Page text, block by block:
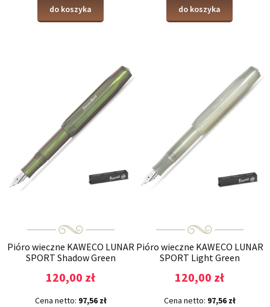
do koszyka do koszyka
Pióro wieczne KAWECO LUNAR
SPORT Shadow Green
120,00 zł
Cena netto: 97,56 zł
Pióro wieczne KAWECO LUNAR
SPORT Light Green
120,00 zł
Cena netto: 97,56 zł